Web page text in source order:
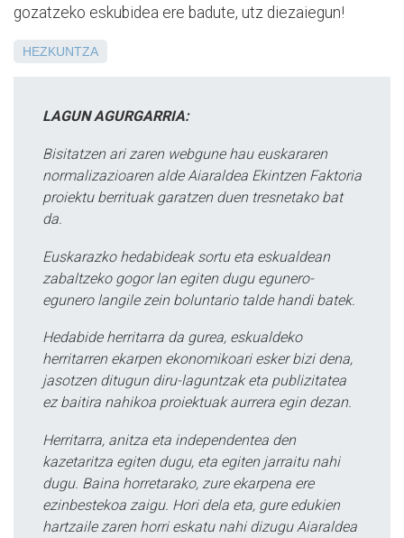
gozatzeko eskubidea ere badute, utz diezaiegun!
HEZKUNTZA
LAGUN AGURGARRIA:
Bisitatzen ari zaren webgune hau euskararen
normalizazioaren alde Aiaraldea Ekintzen Faktoria
proiektu berrituak garatzen duen tresnetako bat
da.
Euskarazko hedabideak sortu eta eskualdean
zabaltzeko gogor lan egiten dugu egunero-
egunero langile zein boluntario talde handi batek.
Hedabide herritarra da gurea, eskualdeko
herritarren ekarpen ekonomikoari esker bizi dena,
jasotzen ditugun diru-laguntzak eta publizitatea
ez baitira nahikoa proiektuak aurrera egin dezan.
Herritarra, anitza eta independentea den
kazetaritza egiten dugu, eta egiten jarraitu nahi
dugu. Baina horretarako, zure ekarpena ere
ezinbestekoa zaigu. Hori dela eta, gure edukien
hartzaile zaren horri eskatu nahi dizugu Aiaraldea